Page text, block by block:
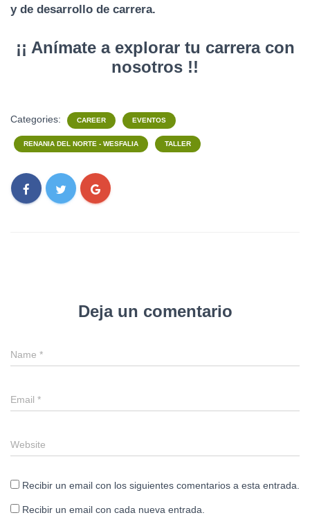
y de desarrollo de carrera.
¡¡ Anímate a explorar tu carrera con
nosotros !!
Categories: CAREER EVENTOS
RENANIA DEL NORTE - WESFALIA TALLER
Deja un comentario
Name *
Email *
Website
Recibir un email con los siguientes comentarios a esta entrada.
Recibir un email con cada nueva entrada.